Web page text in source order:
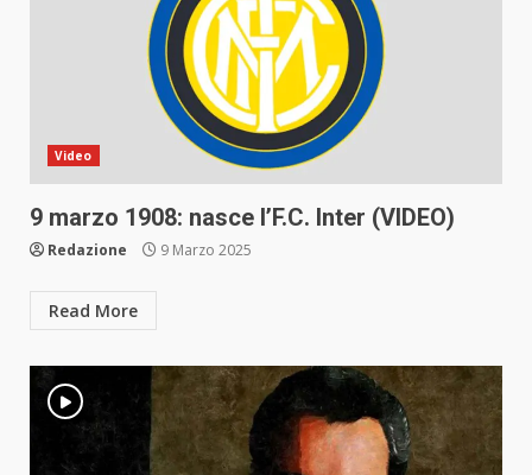
Video
9 marzo 1908: nasce l’F.C. Inter (VIDEO)
Redazione 9 Marzo 2025
Read More